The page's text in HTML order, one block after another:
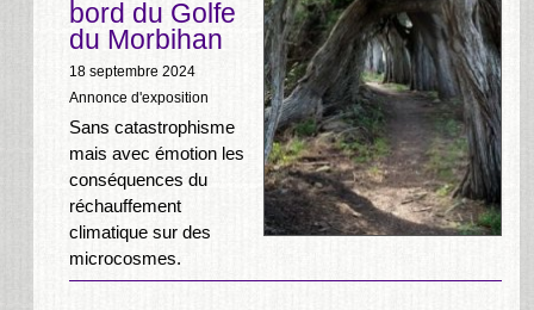
bord du Golfe
du Morbihan
18 septembre 2024
Annonce d'exposition
Sans catastrophisme
mais avec émotion les
conséquences du
réchauffement
climatique sur des
microcosmes.